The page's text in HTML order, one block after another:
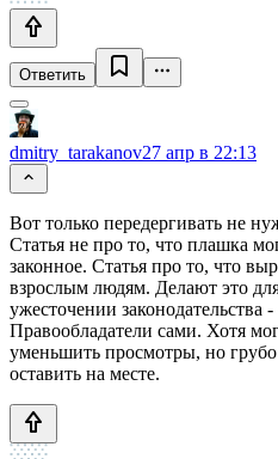
Ответить
dmitry_tarakanov27 апр в 22:13
Вот только передергивать не
Статья не про то, что плашка
законное. Статья про то, что
взрослым людям. Делают это
ужесточении законодательства
Правообладатели сами. Хотя
уменьшить просмотры, но грубо
оставить на месте.